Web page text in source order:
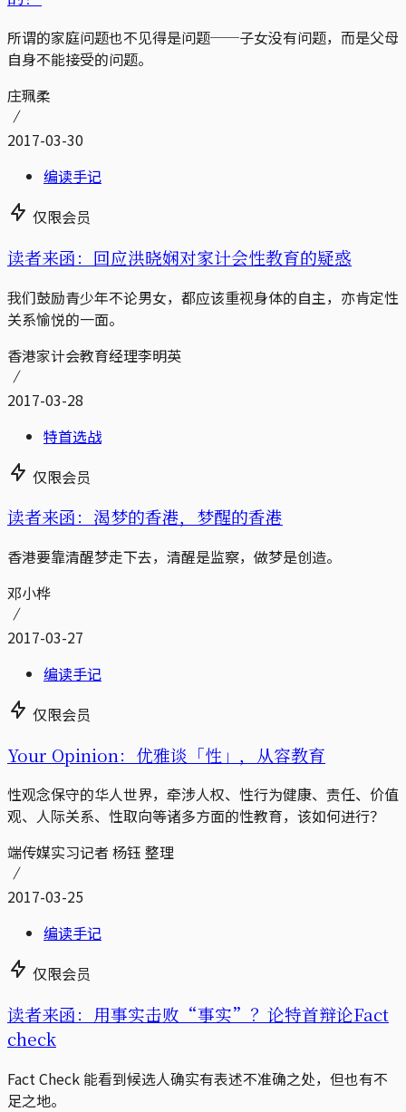
所谓的家庭问题也不见得是问题──子女没有问题，而是父母
自身不能接受的问题。
庄珮柔
2017-03-30
编读手记
仅限会员
读者来函：回应洪晓娴对家计会性教育的疑惑
我们鼓励青少年不论男女，都应该重视身体的自主，亦肯定性
关系愉悦的一面。
香港家计会教育经理李明英
2017-03-28
特首选战
仅限会员
读者来函：渴梦的香港，梦醒的香港
香港要靠清醒梦走下去，清醒是监察，做梦是创造。
邓小桦
2017-03-27
编读手记
仅限会员
Your Opinion：优雅谈「性」，从容教育
性观念保守的华人世界，牵涉人权、性行为健康、责任、价值
观、人际关系、性取向等诸多方面的性教育，该如何进行？
端传媒实习记者 杨钰 整理
2017-03-25
编读手记
仅限会员
读者来函：用事实击败“事实”？论特首辩论Fact
check
Fact Check 能看到候选人确实有表述不准确之处，但也有不
足之地。